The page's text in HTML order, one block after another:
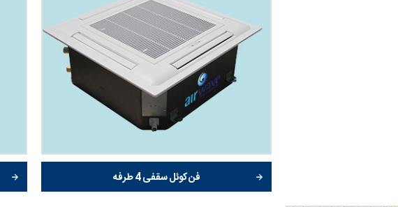
فن کوئل سقفی 4 طرفه